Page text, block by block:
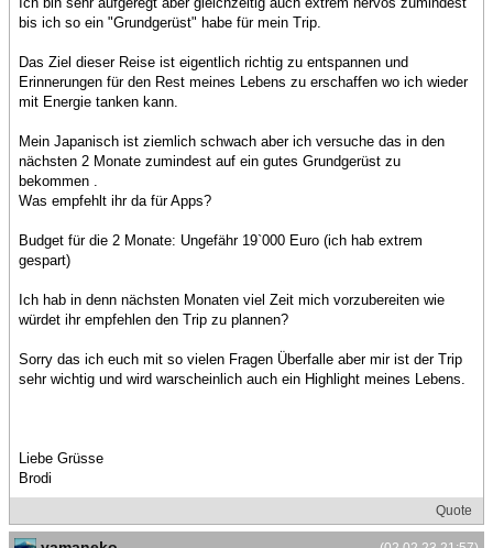
bis ich so ein "Grundgerüst" habe für mein Trip.
Das Ziel dieser Reise ist eigentlich richtig zu entspannen und
Erinnerungen für den Rest meines Lebens zu erschaffen wo ich wieder
mit Energie tanken kann.
Mein Japanisch ist ziemlich schwach aber ich versuche das in den
nächsten 2 Monate zumindest auf ein gutes Grundgerüst zu
bekommen .
Was empfehlt ihr da für Apps?
Budget für die 2 Monate: Ungefähr 19`000 Euro (ich hab extrem
gespart)
Ich hab in denn nächsten Monaten viel Zeit mich vorzubereiten wie
würdet ihr empfehlen den Trip zu plannen?
Sorry das ich euch mit so vielen Fragen Überfalle aber mir ist der Trip
sehr wichtig und wird warscheinlich auch ein Highlight meines Lebens.
Liebe Grüsse
Brodi
Quote